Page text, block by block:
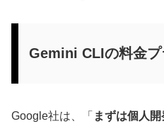
Gemini CLIの料金プ
Google社は、「 まずは個人